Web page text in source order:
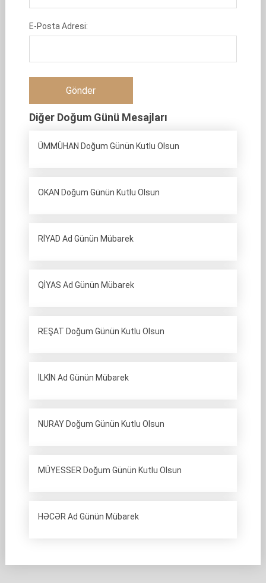
E-Posta Adresi:
Diğer Doğum Günü Mesajları
ÜMMÜHAN Doğum Günün Kutlu Olsun
OKAN Doğum Günün Kutlu Olsun
RİYAD Ad Günün Mübarek
QİYAS Ad Günün Mübarek
REŞAT Doğum Günün Kutlu Olsun
İLKİN Ad Günün Mübarek
NURAY Doğum Günün Kutlu Olsun
MÜYESSER Doğum Günün Kutlu Olsun
HƏCƏR Ad Günün Mübarek